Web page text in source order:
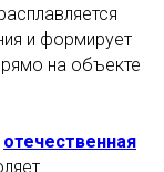
и формирует
на объекте
отечественная